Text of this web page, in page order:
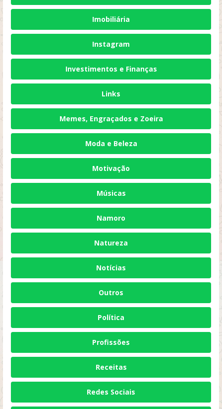
Imobiliária
Instagram
Investimentos e Finanças
Links
Memes, Engraçados e Zoeira
Moda e Beleza
Motivação
Músicas
Namoro
Natureza
Notícias
Outros
Política
Profissões
Receitas
Redes Sociais